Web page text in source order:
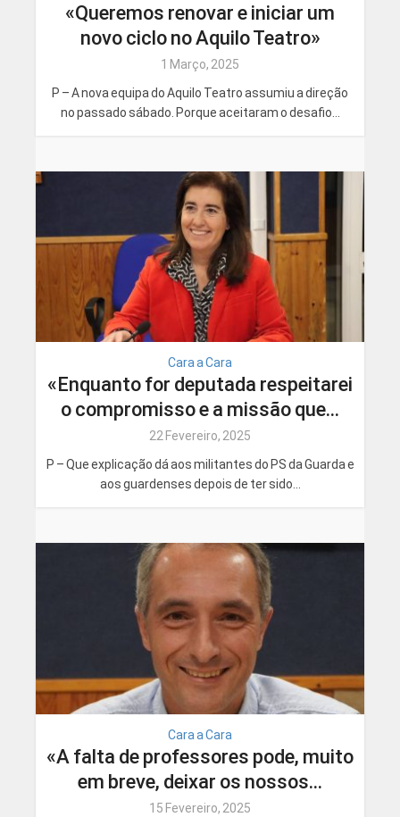
«Queremos renovar e iniciar um
novo ciclo no Aquilo Teatro»
1 Março, 2025
P – A nova equipa do Aquilo Teatro assumiu a direção
no passado sábado. Porque aceitaram o desafio...
Cara a Cara
«Enquanto for deputada respeitarei
o compromisso e a missão que...
22 Fevereiro, 2025
P – Que explicação dá aos militantes do PS da Guarda e
aos guardenses depois de ter sido...
Cara a Cara
«A falta de professores pode, muito
em breve, deixar os nossos...
15 Fevereiro, 2025